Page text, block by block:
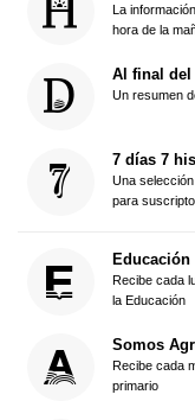
La
hora de la
Al final del
Un resumen
7 días 7
Una
para
Educación
Recibe cada
la Educación
Somos
Recibe cada
primario